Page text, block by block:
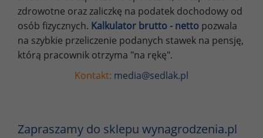
zdrowotne oraz zaliczkę na podatek dochodowy od
osób fizycznych. Kalkulator brutto - netto pozwala
na szybkie przeliczenie podanych stawek na pensję,
którą pracownik otrzyma "na rękę".
Kontakt: media@sedlak.pl
Zapraszamy do sklepu wynagrodzenia.pl